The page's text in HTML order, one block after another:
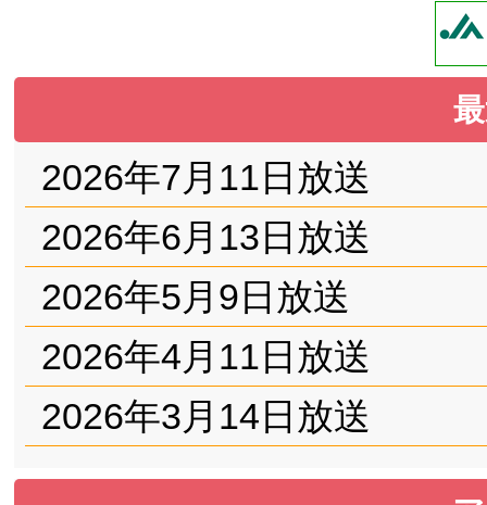
2026年7月11日放送
2026年6月13日放送
2026年5月9日放送
2026年4月11日放送
2026年3月14日放送